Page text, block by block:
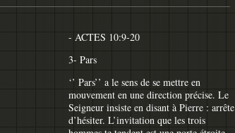
- ACTES 10:9-20
3- Pars
‘’ Pars’’ a le sens de se mettre en
mouvement en une direction précise. Le
Seigneur insiste en disant à Pierre : arrête
d’hésiter. L’invitation que les trois